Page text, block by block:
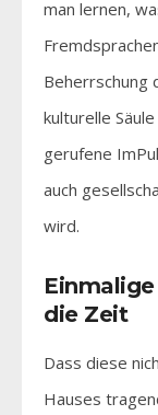
man lernen,
Beherrschung
kulturelle
gerufene
auch
wird.
die Zeit
Dass diese
Hauses